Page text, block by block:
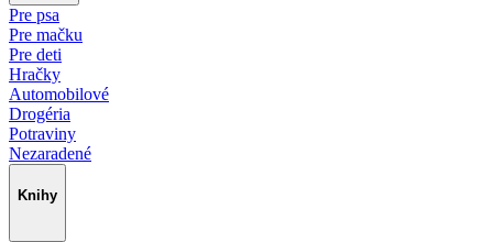
Pre psa
Pre mačku
Pre deti
Hračky
Automobilové
Drogéria
Potraviny
Nezaradené
Knihy